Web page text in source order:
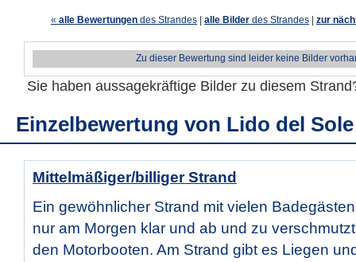
« alle Bewertungen des Strandes alle Bilder des Strandes zur
Zu dieser Bewertung sind leider keine Bilder
Sie haben aussagekräftige Bilder zu diesem
Einzelbewertung von Lido del Sole
Mittelmäßiger/billiger Strand
Ein gewöhnlicher Strand mit vielen
nur am Morgen klar und ab und zu
den Motorbooten. Am Strand gibt es Liegen